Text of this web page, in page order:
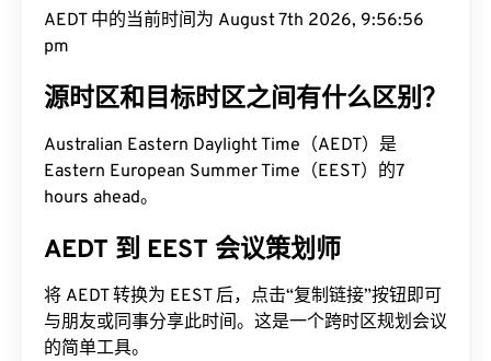
AEDT 中的当前时间为 August 7th 2026, 9:56:57
pm
源时区和目标时区之间有什么区别？
Australian Eastern Daylight Time（AEDT）是
Eastern European Summer Time（EEST）的7
hours ahead。
AEDT 到 EEST 会议策划师
将 AEDT 转换为 EEST 后，点击“复制链接”按钮即可
与朋友或同事分享此时间。这是一个跨时区规划会议
的简单工具。